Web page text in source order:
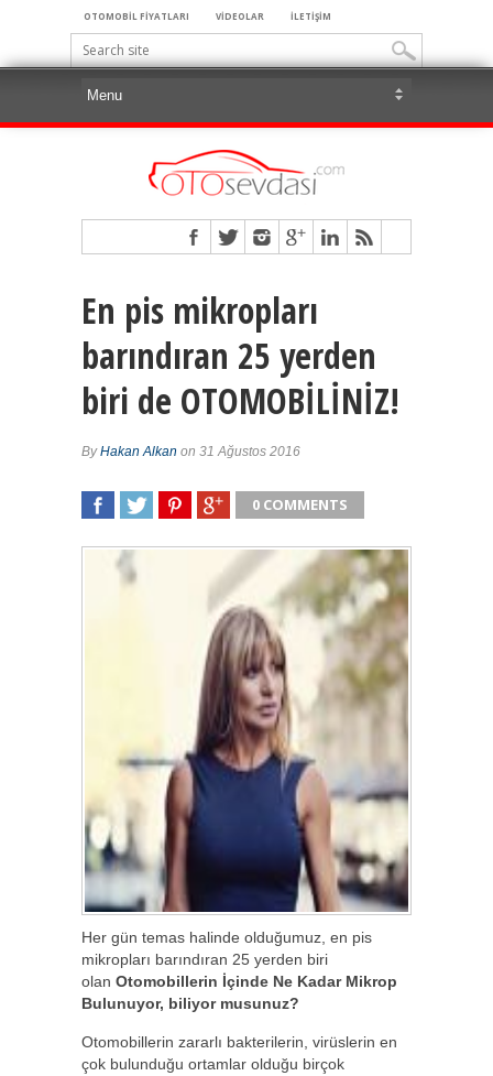
OTOMOBİL FİYATLARI VİDEOLAR İLETİŞİM
En pis mikropları
barındıran 25 yerden
biri de OTOMOBİLİNİZ!
ByHakan Alkan on 31 Ağustos 2016
0 COMMENTS
Her gün temas halinde olduğumuz, en pis
mikropları barındıran 25 yerden biri
olan Otomobillerin İçinde Ne Kadar Mikrop
Bulunuyor, biliyor musunuz?
Otomobillerin zararlı bakterilerin, virüslerin en
çok bulunduğu ortamlar olduğu birçok